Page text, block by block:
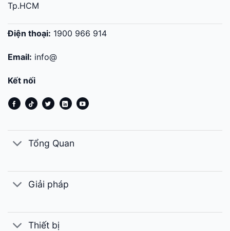
Tp.HCM
Điện thoại: 1900 966 914
Email: info@
Kết nối
Tổng Quan
Giải pháp
Thiết bị